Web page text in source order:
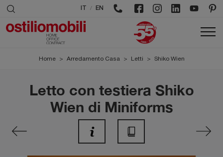
/ EN
Home > Arredamento Casa > Letti > Shiko Wien
Letto con testiera Shiko
Wien di Miniforms